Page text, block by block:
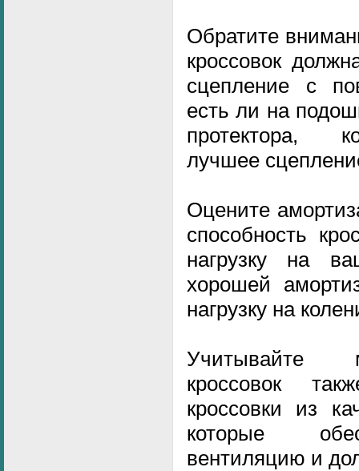
Обратите
кроссовок
сцепление с
есть ли на
протектора,
лучшее
Оцените
способность
нагрузку на
хорошей
нагрузку на
Учитывайте
кроссовок
кроссовки из
которые
вентиляцию и